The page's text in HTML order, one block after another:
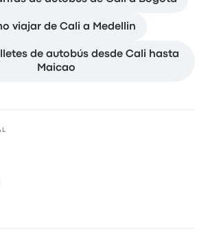
viajar de Cali a Medellin
de autobús desde Cali hasta
Maicao